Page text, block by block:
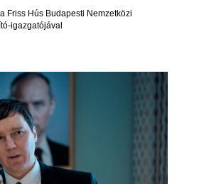
Friss Hús Budapesti Nemzetközi
igazgatójával